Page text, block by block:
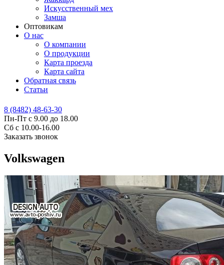
Искусственный мех
Замша
Оптовикам
О нас
О компании
О продукции
Карта проезда
Карта сайта
Обратная связь
Статьи
8 (8482) 48-63-30
Пн-Пт с 9.00 до 18.00
Сб с 10.00-16.00
Заказать звонок
Volkswagen